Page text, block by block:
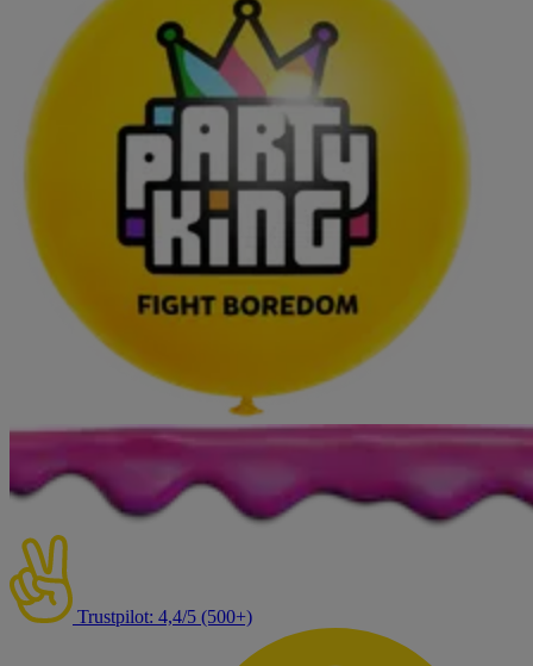
Trustpilot: 4,4/5 (500+)